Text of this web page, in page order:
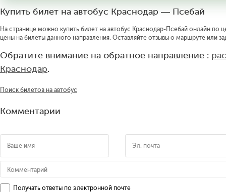
Купить билет на автобус Краснодар — Псебай
На странице можно купить билет на автобус Краснодар-Псебай онлайн по
цены на билеты данного направления. Оставляйте отзывы о маршруте или
Обратите внимание на обратное направление :
Краснодар.
Поиск билетов на автобус
Комментарии
Получать ответы по электронной почте